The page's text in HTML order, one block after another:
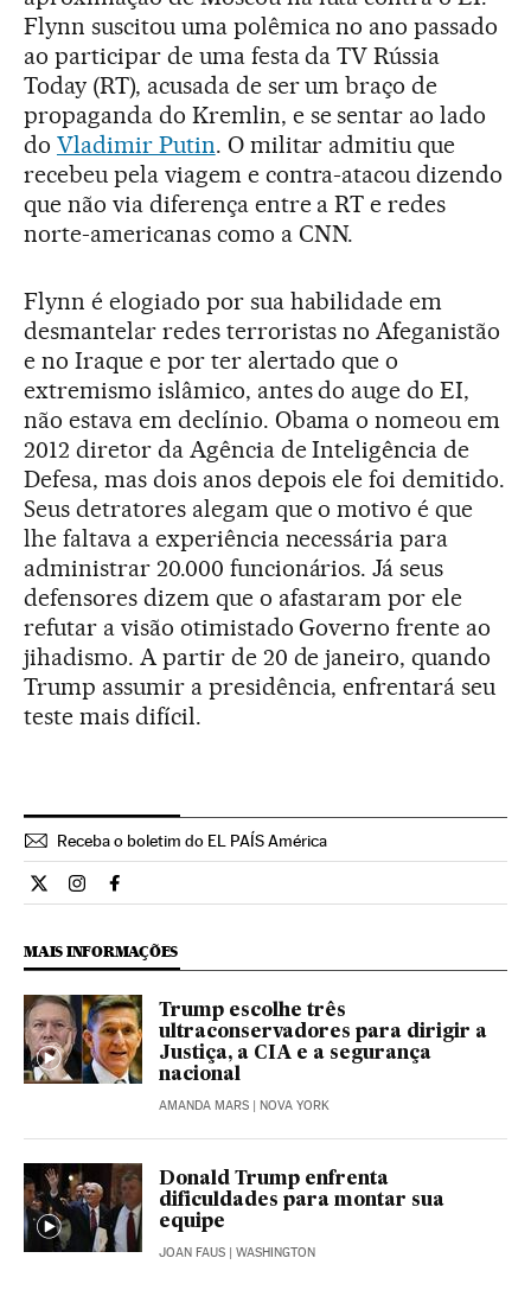
Flynn suscitou uma polêmica no ano passado
ao participar de uma festa da TV Rússia
Today (RT), acusada de ser um braço de
propaganda do Kremlin, e se sentar ao lado
do Vladimir Putin. O militar admitiu que
recebeu pela viagem e contra-atacou dizendo
que não via diferença entre a RT e redes
norte-americanas como a CNN.
Flynn é elogiado por sua habilidade em
desmantelar redes terroristas no Afeganistão
e no Iraque e por ter alertado que o
extremismo islâmico, antes do auge do EI,
não estava em declínio. Obama o nomeou em
2012 diretor da Agência de Inteligência de
Defesa, mas dois anos depois ele foi demitido.
Seus detratores alegam que o motivo é que
lhe faltava a experiência necessária para
administrar 20.000 funcionários. Já seus
defensores dizem que o afastaram por ele
refutar a visão otimistado Governo frente ao
jihadismo. A partir de 20 de janeiro, quando
Trump assumir a presidência, enfrentará seu
teste mais difícil.
Receba o boletim do EL PAÍS América
Internacional El País Brasil en Twitter
Internacional El País Brasil en Instagram
Internacional El País Brasil en Facebook
MAIS INFORMAÇÕES
Trump escolhe três
ultraconservadores para dirigir a
Justiça, a CIA e a segurança
nacional
AMANDA MARS | NOVA YORK
Donald Trump enfrenta
dificuldades para montar sua
equipe
JOAN FAUS | WASHINGTON